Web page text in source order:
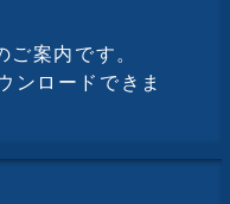
案内です。
ンロードできま